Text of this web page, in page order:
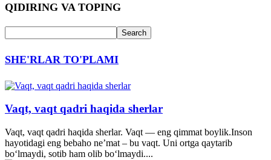
QIDIRING VA TOPING
SHE'RLAR TO'PLAMI
Vaqt, vaqt qadri haqida sherlar
Vaqt, vaqt qadri haqida sherlar. Vaqt — eng qimmat boylik.Inson
hayotidagi eng bebaho ne’mat – bu vaqt. Uni ortga qaytarib
bo‘lmaydi, sotib ham olib bo‘lmaydi....